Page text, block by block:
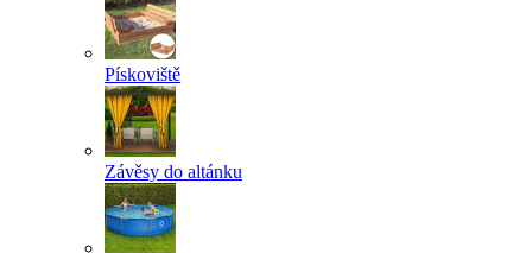
Pískoviště
Závěsy do altánku